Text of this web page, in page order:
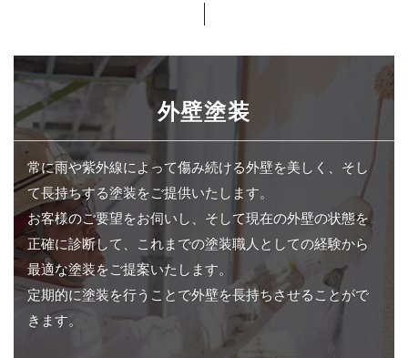
外壁塗装
常に雨や紫外線によって傷み続ける外壁を美しく、そし
て長持ちする塗装をご提供いたします。
お客様のご要望をお伺いし、そして現在の外壁の状態を
正確に診断して、これまでの塗装職人としての経験から
最適な塗装をご提案いたします。
定期的に塗装を行うことで外壁を長持ちさせることがで
きます。